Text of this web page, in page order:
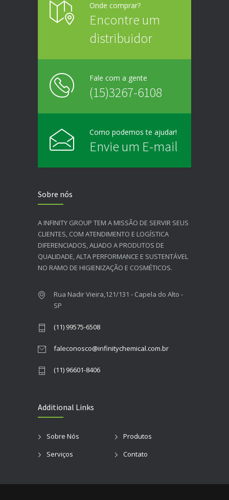
Onde comprar?
Encontre um
distribuidor
Fale com a gente
(15)3267-6108
Como podemos te ajudar!
Envie um E-mail
Sobre nós
A INFINITY GROUP TEM A MISSÃO DE SERVIR SEUS
CLIENTES, COM ATENDIMENTO E LOGÍSTICA
DIFERENCIADOS, ALIADO A PRODUTOS DE
QUALIDADE, ALTA PERFORMANCE E SUSTENTÁVEL
NO RAMO DE HIGIENIZAÇÃO E COSMÉTICOS.​
Rua Nadir Vieira,121/131 - Capela do Alto -
SP
(11) 99575-6508
faleconosco@infinitychemical.com.br
(11) 96601-8406
Additional Links
Sobre Nós
Produtos
Serviços
Contato